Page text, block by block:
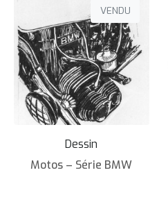
VENDU
Dessin
Motos – Série BMW